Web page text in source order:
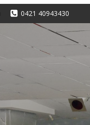
0421 40943430